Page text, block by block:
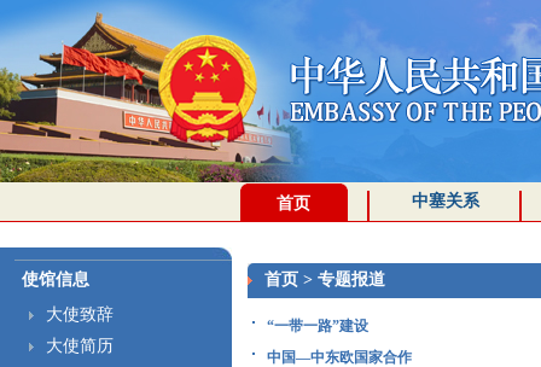
首页 中塞关系
使馆信息
大使致辞
大使简历
首页 > 专题报道
“一带一路”建设
中国—中东欧国家合作